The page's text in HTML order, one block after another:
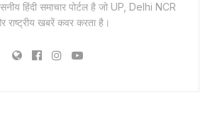
हिंदी समाचार पोर्टल है जो UP, Delhi NCR
राष्ट्रीय खबरें कवर करता है।